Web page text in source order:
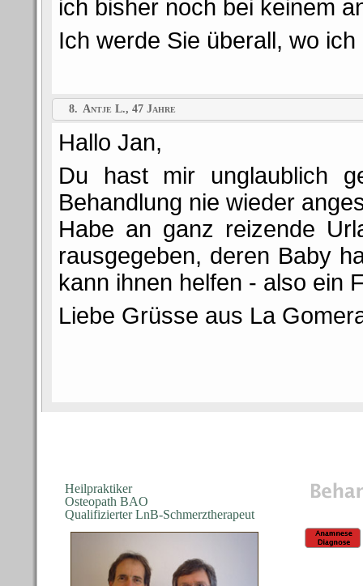
ich bisher noch bei keinem
Ich werde Sie überall, wo
8. Antje L., 47 Jahre
Hallo Jan,
Du hast mir unglaublich
Behandlung nie wieder
Habe an ganz reizende
rausgegeben, deren Baby
kann ihnen helfen - also ein
Liebe Grüsse aus La
Heilpraktiker
Osteopath BAO
Qualifizierter LnB-Schmerztherapeut